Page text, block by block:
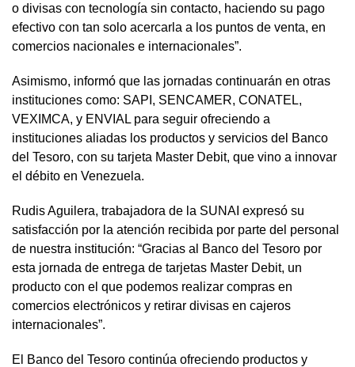
o divisas con tecnología sin contacto, haciendo su pago
efectivo con tan solo acercarla a los puntos de venta, en
comercios nacionales e internacionales”.
Asimismo, informó que las jornadas continuarán en otras
instituciones como: SAPI, SENCAMER, CONATEL,
VEXIMCA, y ENVIAL para seguir ofreciendo a
instituciones aliadas los productos y servicios del Banco
del Tesoro, con su tarjeta Master Debit, que vino a innovar
el débito en Venezuela.
Rudis Aguilera, trabajadora de la SUNAI expresó su
satisfacción por la atención recibida por parte del personal
de nuestra institución: “Gracias al Banco del Tesoro por
esta jornada de entrega de tarjetas Master Debit, un
producto con el que podemos realizar compras en
comercios electrónicos y retirar divisas en cajeros
internacionales”.
El Banco del Tesoro continúa ofreciendo productos y